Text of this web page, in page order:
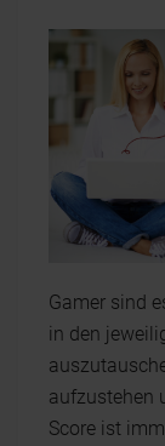
Gamer sind
in den
aufzustehen
Score ist